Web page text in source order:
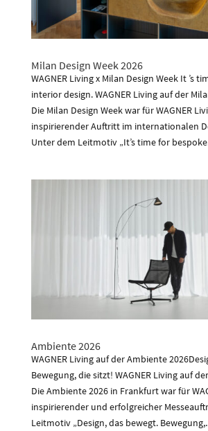
Milan Design Week 2026
WAGNER Living x Milan Design Week It ’s
interior design. WAGNER Living auf der
Die Milan Design Week war für WAGNER
inspirierender Auftritt im internationalen
Unter dem Leitmotiv „It’s time for
Ambiente 2026
WAGNER Living auf der Ambiente
Bewegung, die sitzt! WAGNER Living auf
Die Ambiente 2026 in Frankfurt war für
inspirierender und erfolgreicher
Leitmotiv „Design, das bewegt.